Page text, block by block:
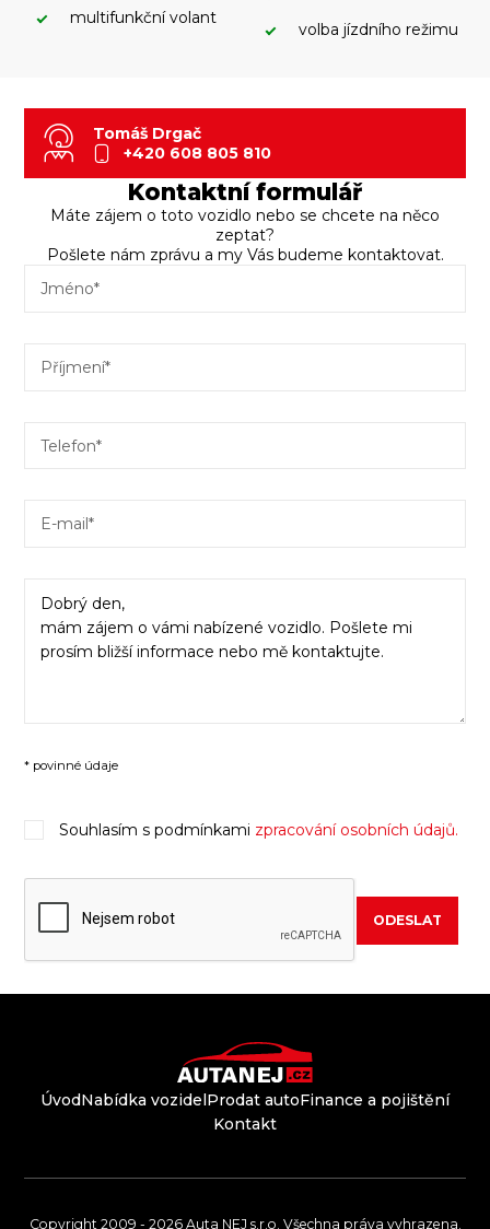
multifunkční volant
volba jízdního režimu
Tomáš Drgač
+420 608 805 810
Kontaktní formulář
Máte zájem o toto vozidlo nebo se chcete na něco
zeptat?
Pošlete nám zprávu a my Vás budeme kontaktovat.
* povinné údaje
Souhlasím s podmínkami zpracování osobních údajů.
ODESLAT
ÚvodNabídka vozidelProdat autoFinance a pojištění
Kontakt
Copyright 2009 - 2026 Auta NEJ s.r.o. Všechna práva vyhrazena.